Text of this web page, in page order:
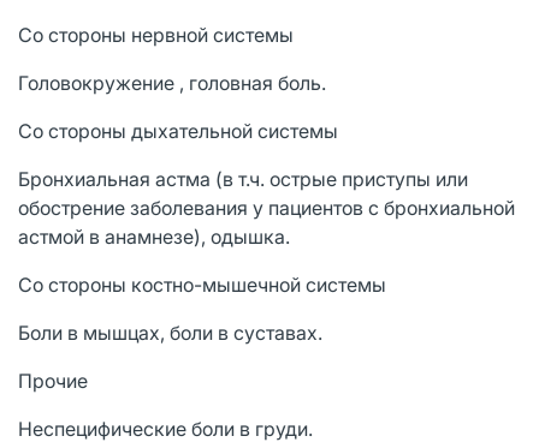
Со стороны нервной системы
Головокружение , головная боль.
Со стороны дыхательной системы
Бронхиальная астма (в т.ч. острые приступы или
обострение заболевания у пациентов с бронхиальной
астмой в анамнезе), одышка.
Со стороны костно-мышечной системы
Боли в мышцах, боли в суставах.
Прочие
Неспецифические боли в груди.